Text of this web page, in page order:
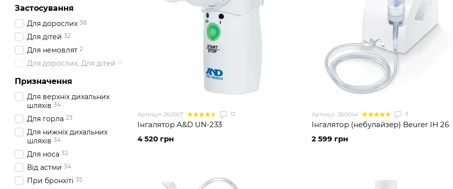
Артикул: 260007 12
Інгалятор A&D UN-233
4 520 грн
Артикул: 260044 9
Інгалятор (небулайзер) Beurer IH 26
2 599 грн
Застосування
Для дорослих 38
Для дітей 32
Для немовлят 2
Для дорослих, Для дітей 0
Призначення
Для верхніх дихальних
шляхів 34
Для горла 23
Для нижніх дихальних
шляхів 34
Для носа 32
Від астми 34
При бронхіті 35